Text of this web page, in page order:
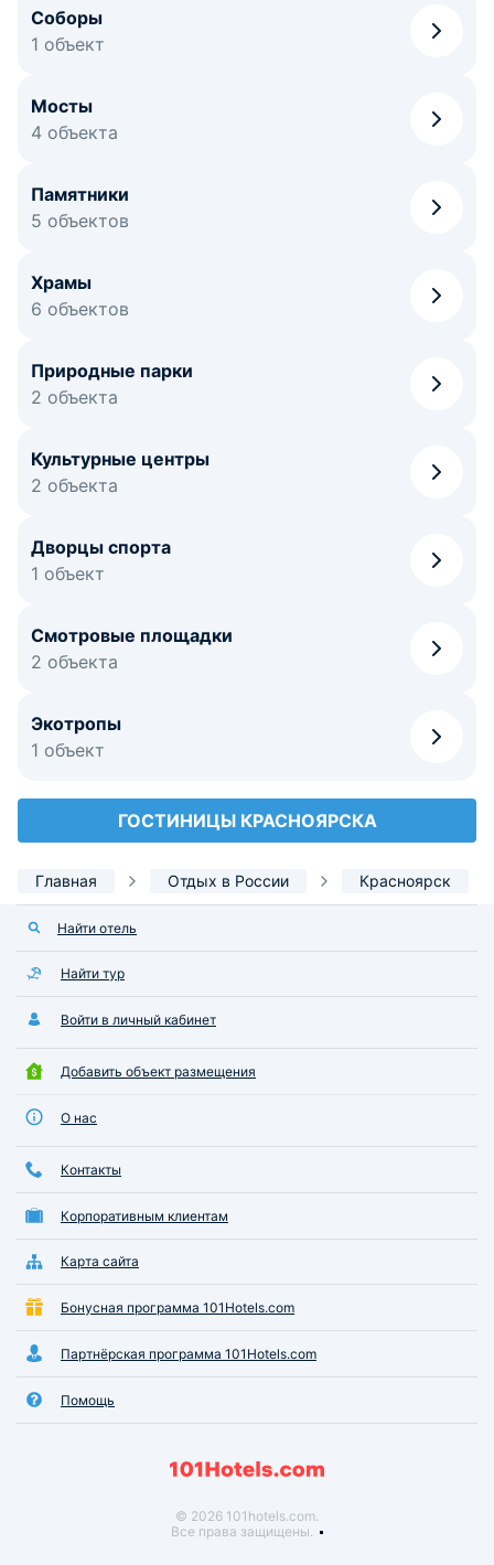
Соборы
1 объект
Мосты
4 объекта
Памятники
5 объектов
Храмы
6 объектов
Природные парки
2 объекта
Культурные центры
2 объекта
Дворцы спорта
1 объект
Смотровые площадки
2 объекта
Экотропы
1 объект
ГОСТИНИЦЫ КРАСНОЯРСКА
Главная Отдых в России Красноярск
Найти отель
Найти тур
Войти в личный кабинет
Добавить объект размещения
О нас
Контакты
Корпоративным клиентам
Карта сайта
Бонусная программа 101Hotels.com
Партнёрская программа 101Hotels.com
Помощь
© 2026 101hotels.com.
Все права защищены.